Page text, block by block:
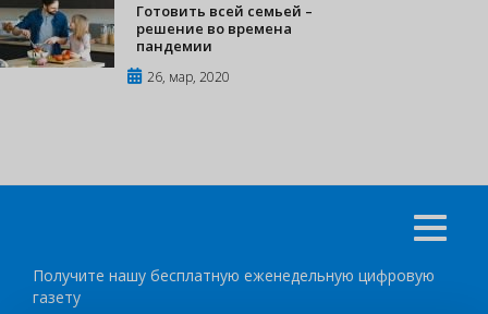
Готовить всей семьей –
решение во времена
пандемии
26, мар, 2020
Получите нашу бесплатную еженедельную цифровую
газету